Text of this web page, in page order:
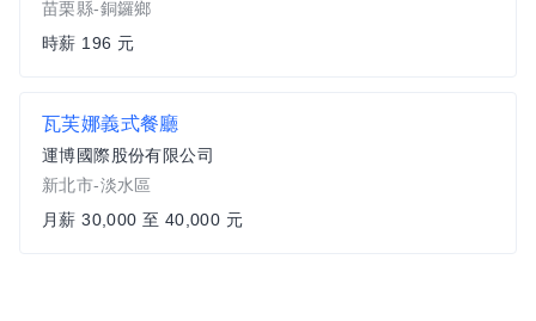
苗栗縣-銅鑼鄉
時薪 196 元
瓦芙娜義式餐廳
運博國際股份有限公司
新北市-淡水區
月薪 30,000 至 40,000 元